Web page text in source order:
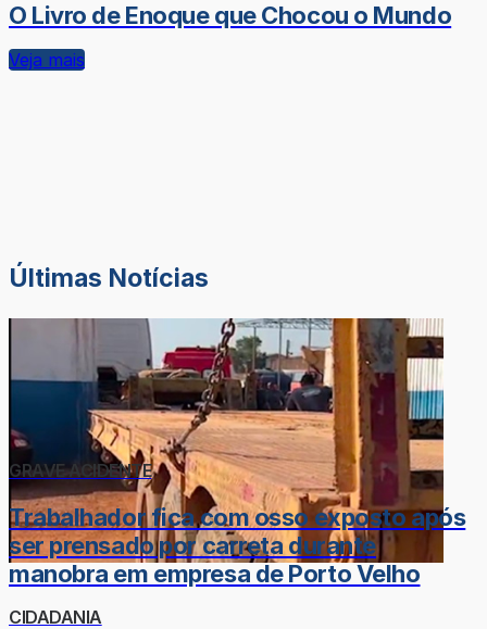
O Livro de Enoque que Chocou o Mundo
Veja mais
Últimas Notícias
GRAVE ACIDENTE
Trabalhador fica com osso exposto após
ser prensado por carreta durante
manobra em empresa de Porto Velho
CIDADANIA